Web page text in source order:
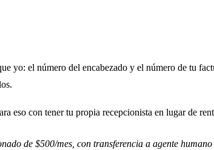
yo: el número del encabezado y el número de tu
eso con tener tu propia recepcionista en lugar de
de $500/mes, con transferencia a agente